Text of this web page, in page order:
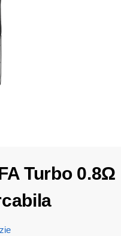
Turbo 0.8Ω